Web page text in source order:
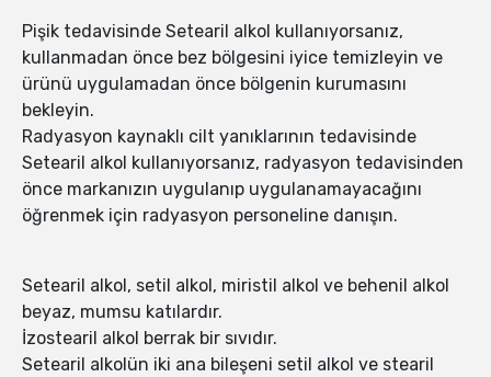
Pişik tedavisinde Setearil alkol kullanıyorsanız,
kullanmadan önce bez bölgesini iyice temizleyin ve
ürünü uygulamadan önce bölgenin kurumasını
bekleyin.
Radyasyon kaynaklı cilt yanıklarının tedavisinde
Setearil alkol kullanıyorsanız, radyasyon tedavisinden
önce markanızın uygulanıp uygulanamayacağını
öğrenmek için radyasyon personeline danışın.
Setearil alkol, setil alkol, miristil alkol ve behenil alkol
beyaz, mumsu katılardır.
İzostearil alkol berrak bir sıvıdır.
Setearil alkolün iki ana bileşeni setil alkol ve stearil